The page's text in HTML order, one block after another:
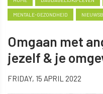
MENTALE-GEZONDHEID
Omgaan met
jezelf & je
FRIDAY, 15 APRIL 2022